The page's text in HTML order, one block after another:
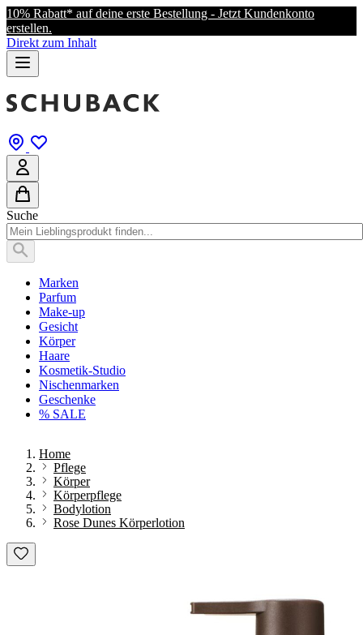
10% Rabatt* auf deine erste Bestellung - Jetzt Kundenkonto
erstellen.
Direkt zum Inhalt
Suche
Marken
Parfum
Make-up
Gesicht
Körper
Haare
Kosmetik-Studio
Nischenmarken
Geschenke
% SALE
Home
Pflege
Körper
Körperpflege
Bodylotion
Rose Dunes Körperlotion